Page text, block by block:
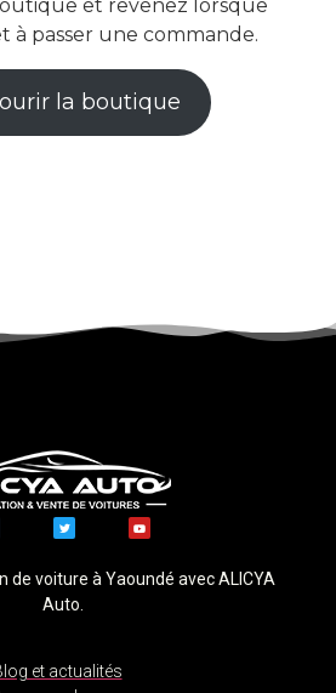
et revenez lorsque
à passer une commande.
la boutique
et actualités
de voiture à Yaoundé avec ALICYA
Auto.